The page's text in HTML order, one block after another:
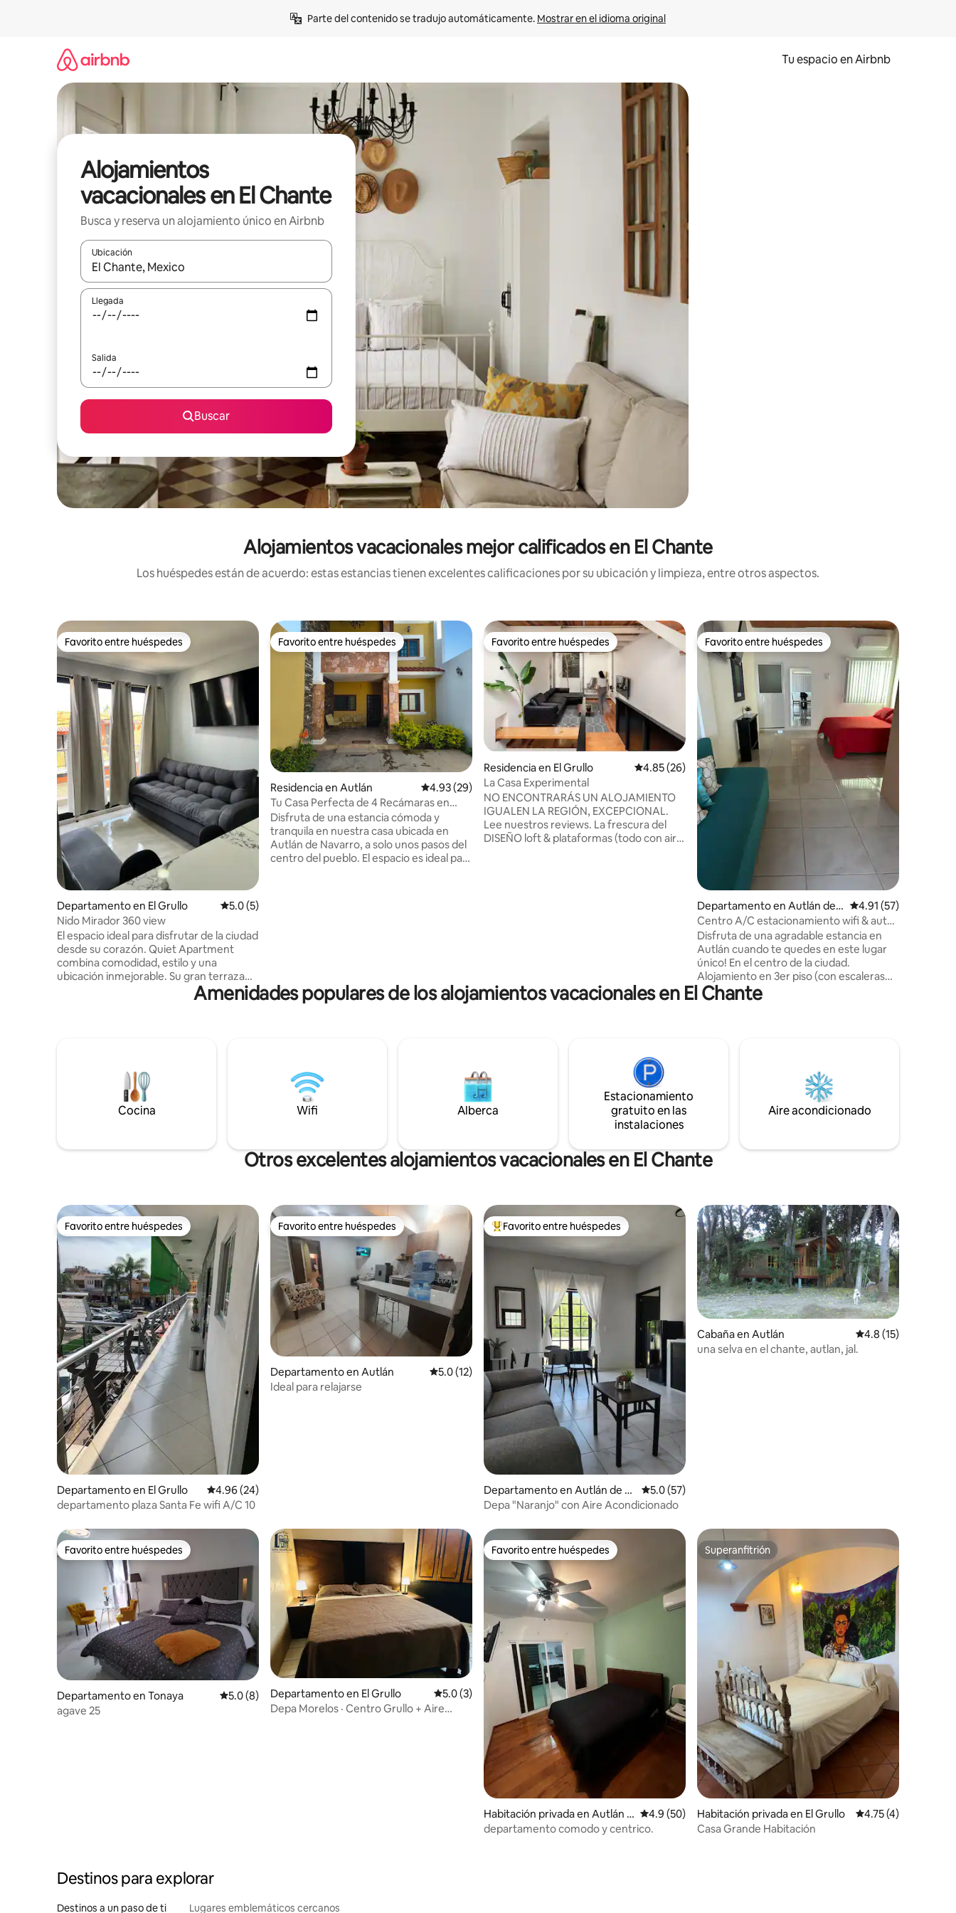
Parte del contenido se tradujo automáticamente. Mostrar en el idioma original
Tu espacio en Airbnb
Alojamientos
vacacionales en El Chante
Busca y reserva un alojamiento único en Airbnb
Ubicación
Cuando los resultados estén disponibles, podrás navegar usando las teclas de las flechas hacia arriba y hacia abajo, o bien tocando y deslizando la pantalla.
Llegada
Salida
Buscar
Alojamientos vacacionales mejor calificados en El Chante
Los huéspedes están de acuerdo: estas estancias tienen excelentes calificaciones por su ubicación y limpieza, entre otros aspectos.
Favorito entre huéspedes
Favorito entre huéspedes
Departamento en El Grullo Calificación promedio: 5.0 de 5; 5 evaluaciones
5.0 (5)
Nido Mirador 360 view
El espacio ideal para disfrutar de la ciudad
desde su corazón. Quiet Apartment
combina comodidad, estilo y una
ubicación inmejorable. Su gran terraza
con vistas de 360° te permitirá
contemplar el paisaje como nunca antes,
¡Este lugar ofrece 2 unidades de aire
acondicionado, wifi, cable, cafetera y
juegos de mesa para disfrutar! Plancha,
tabla de planchar, secador de pelo, jabón
Favorito entre huéspedes
Favorito entre huéspedes
Residencia en Autlán Calificación promedio: 4.93 de 5; 29 evaluaciones
4.93 (29)
Tu Casa Perfecta de 4 Recámaras en
Autlan
Disfruta de una estancia cómoda y
tranquila en nuestra casa ubicada en
Autlán de Navarro, a solo unos pasos del
centro del pueblo. El espacio es ideal para
Favorito entre huéspedes
Favorito entre huéspedes
Residencia en El Grullo Calificación promedio: 4.85 de 5; 26 evaluaciones
4.85 (26)
La Casa Experimental
NO ENCONTRARÁS UN ALOJAMIENTO
IGUALEN LA REGIÓN, EXCEPCIONAL.
Lee nuestros reviews. La frescura del
DISEÑO loft & plataformas (todo con aire
supermercados, tienditas
Favorito entre huéspedes
Favorito entre huéspedes
Departamento en Autlán de
Navarro
Calificación
4.91 (57)
Centro A/C estacionamiento wifi & auto
check in
Disfruta de una agradable estancia en
Autlán cuando te quedes en este lugar
único! En el centro de la ciudad.
Alojamiento en 3er piso (con escaleras
(steirs) ) Para 2 huéspedes. 1 cama
Queen. 1 Baño. A/C ,WIFI,
supermercados, farmacias,
restaurantes, cafeterías, taxis, plaza de
toros puedes ir caminando a disfrutar de
todos estos lugares.
Amenidades populares de los alojamientos vacacionales en El Chante
Cocina Wifi Alberca
Estacionamiento
gratuito en las
instalaciones
Aire acondicionado
Otros excelentes alojamientos vacacionales en El Chante
Favorito entre huéspedes
Favorito entre huéspedes
Departamento en El Grullo Calificación promedio: 4.96 de 5; 24 evaluaciones
4.96 (24)
departamento plaza Santa Fe wifi A/C 10
Favorito entre huéspedes
Favorito entre huéspedes
Departamento en Autlán Calificación promedio: 5.0 de 5; 12 evaluaciones
5.0 (12)
Ideal para relajarse
De los mejores en Favorito entre huéspedes
Favorito entre huéspedes
Departamento en Autlán de N
avarro
Calificación promedio: 5.0 de 5; 57 evaluaciones
5.0 (57)
Depa "Naranjo" con Aire Acondicionado
Cabaña en Autlán Calificación
4.8 (15)
una selva en el chante, autlan, jal.
Favorito entre huéspedes
Favorito entre huéspedes
Departamento en Tonaya Calificación promedio: 5.0 de 5; 8 evaluaciones
5.0 (8)
agave 25
Departamento en El Grullo Calificación promedio: 5.0 de 5; 3 evaluaciones
5.0 (3)
Depa Morelos · Centro Grullo + Aire
Favorito entre huéspedes
Favorito entre huéspedes
Habitación privada en Autlán d
e Navarro
Calificación promedio: 4.9 de 5; 50 evaluaciones
4.9 (50)
departamento comodo y centrico.
Superanfitrión
Superanfitrión
Habitación privada en El Grullo Calificación
4.75 (4)
Casa Grande Habitación
Destinos para explorar
Destinos a un paso de ti Lugares emblemáticos cercanos